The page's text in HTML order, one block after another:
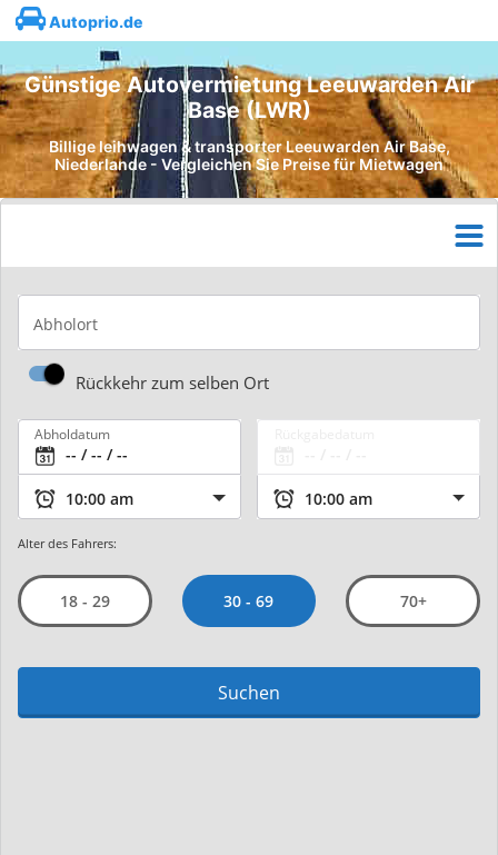
Autoprio.de
Günstige Autovermietung Leeuwarden Air
Base (LWR)
Billige leihwagen & transporter Leeuwarden Air Base,
Niederlande - Vergleichen Sie Preise für Mietwagen
Abholort
Rückkehr zum selben Ort
Abholdatum
Alter des Fahrers:
18 - 29 30 - 69 70+
Suchen